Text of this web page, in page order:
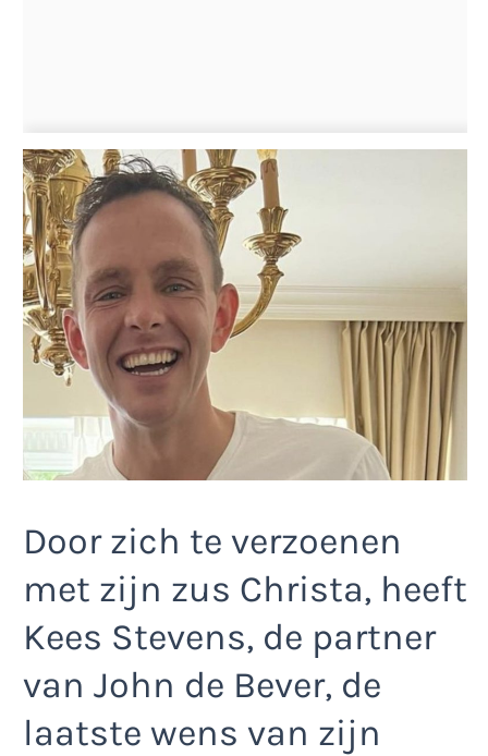
Door zich te verzoenen
met zijn zus Christa, heeft
Kees Stevens, de partner
van John de Bever, de
laatste wens van zijn